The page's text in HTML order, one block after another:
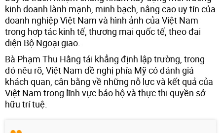
kinh doanh lành mạnh, minh bạch, nâng cao uy tín của
doanh nghiệp Việt Nam và hình ảnh của Việt Nam
trong hợp tác kinh tế, thương mại quốc tế, theo đại
diện Bộ Ngoại giao.
Bà Phạm Thu Hằng tái khẳng định lập trường, trong
đó nêu rõ, Việt Nam đề nghị phía Mỹ có đánh giá
khách quan, cân bằng về những nỗ lực và kết quả của
Việt Nam trong lĩnh vực bảo hộ và thực thi quyền sở
hữu trí tuệ.